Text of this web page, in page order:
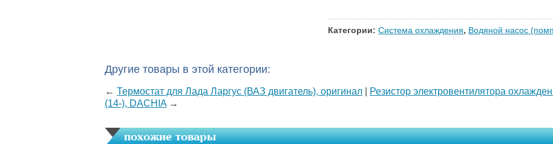
Категории: Система охлаждения, Водяной насос
Другие товары в этой категории:
← Термостат для Лада Ларгус (ВАЗ двигатель), оригинал
Резистор электровентилятора
(14-), DACHIA→
похожие товары